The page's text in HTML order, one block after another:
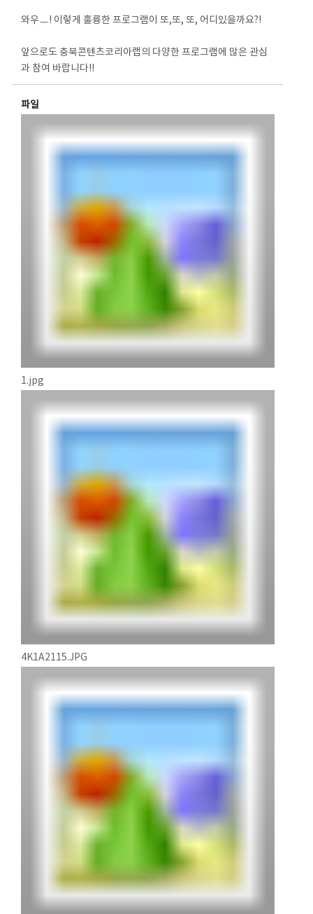
와우ㅡ! 이렇게 훌륭한 프로그램이 또,또, 또, 어디있을까요?!
앞으로도 충북콘텐츠코리아랩의 다양한 프로그램에 많은 관심
과 참여 바랍니다!!
파일
1.jpg
4K1A2115.JPG